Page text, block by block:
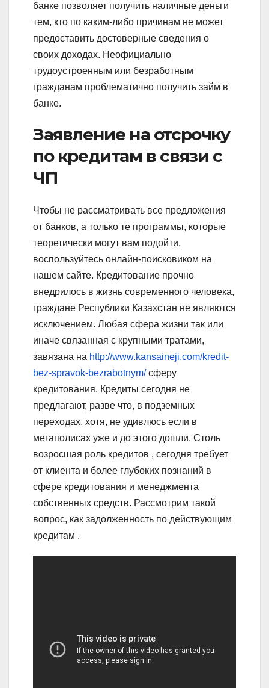
банке позволяет получить наличные деньги
тем, кто по каким-либо причинам не может
предоставить достоверные сведения о
своих доходах. Неофициально
трудоустроенным или безработным
гражданам проблематично получить займ в
банке.
Заявление на отсрочку
по кредитам в связи с
ЧП
Чтобы не рассматривать все предложения
от банков, а только те программы, которые
теоретически могут вам подойти,
воспользуйтесь онлайн-поисковиком на
нашем сайте. Кредитование прочно
внедрилось в жизнь современного человека,
граждане Республики Казахстан не являются
исключением. Любая сфера жизни так или
иначе связанная с крупными тратами,
завязана на http://www.kansaineji.com/kredit-
bez-spravok-bezrabotnym/сферу
кредитования. Кредиты сегодня не
предлагают, разве что, в подземных
переходах, хотя, не удивлюсь если в
мегаполисах уже и до этого дошли. Столь
возросшая роль кредитов , сегодня требует
от клиента и более глубоких познаний в
сфере кредитования и менеджмента
собственных средств. Рассмотрим такой
вопрос, как задолженность по действующим
кредитам .